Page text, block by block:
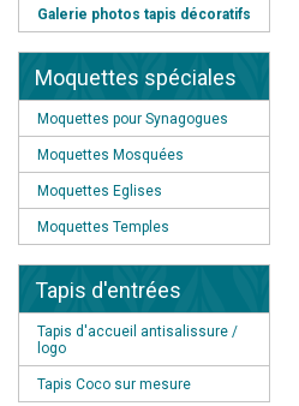
Galerie photos tapis décoratifs
Moquettes spéciales
Moquettes pour Synagogues
Moquettes Mosquées
Moquettes Eglises
Moquettes Temples
Tapis d'entrées
Tapis d'accueil antisalissure /
logo
Tapis Coco sur mesure